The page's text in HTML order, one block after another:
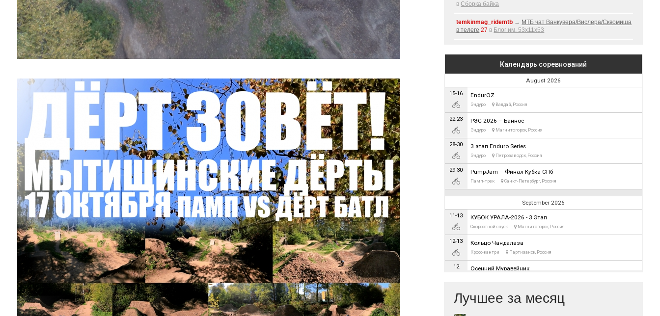
вСборка байка
temkinmag_ridemtb → МТБ чат Ванкувера/Вислера/Сквомиша
в телеге 27 в Блог им. 53x11x53
Лучшее за месяц